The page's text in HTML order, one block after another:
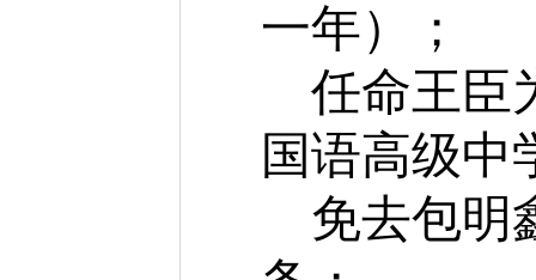
一年）；
任命王臣
国语高级中
免去包明